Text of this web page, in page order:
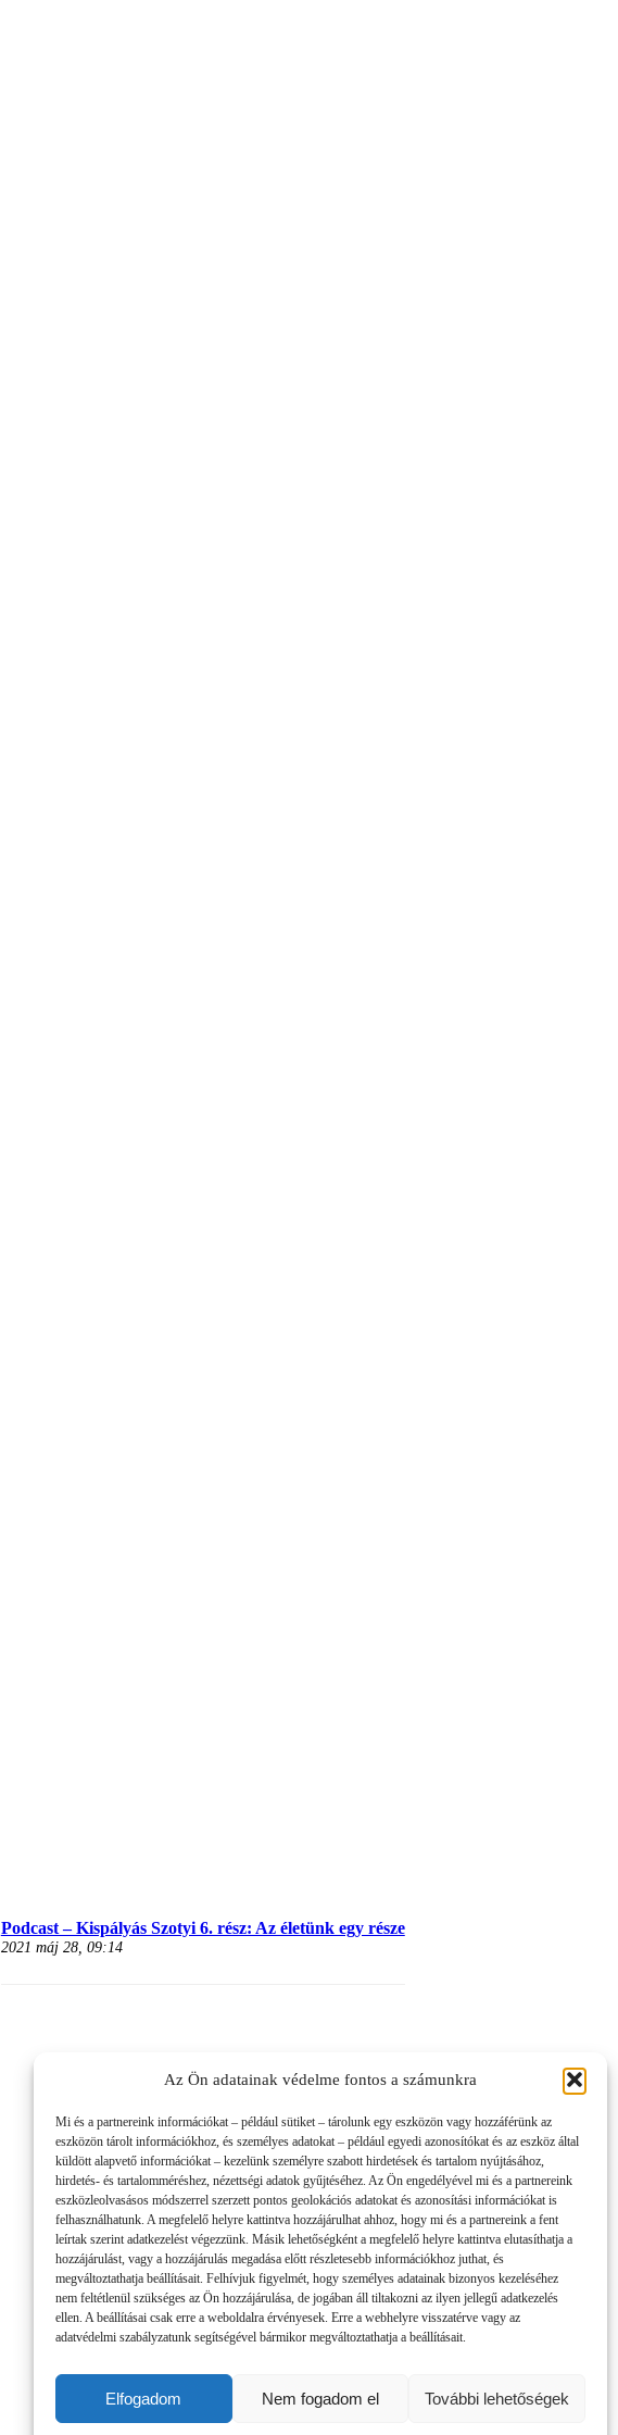
Az Ön adatainak védelme fontos a számunkra
Mi és a partnereink információkat – például sütiket – tárolunk egy eszközön vagy hozzáférünk az
eszközön tárolt információkhoz, és személyes adatokat – például egyedi azonosítókat és az eszköz által
küldött alapvető információkat – kezelünk személyre szabott hirdetések és tartalom nyújtásához,
hirdetés- és tartalomméréshez, nézettségi adatok gyűjtéséhez. Az Ön engedélyével mi és a partnereink
eszközleolvasásos módszerrel szerzett pontos geolokációs adatokat és azonosítási információkat is
felhasználhatunk. A megfelelő helyre kattintva hozzájárulhat ahhoz, hogy mi és a partnereink a fent
leírtak szerint adatkezelést végezzünk. Másik lehetőségként a megfelelő helyre kattintva elutasíthatja a
hozzájárulást, vagy a hozzájárulás megadása előtt részletesebb információkhoz juthat, és
megváltoztathatja beállításait. Felhívjuk figyelmét, hogy személyes adatainak bizonyos kezeléséhez
nem feltétlenül szükséges az Ön hozzájárulása, de jogában áll tiltakozni az ilyen jellegű adatkezelés
ellen. A beállításai csak erre a weboldalra érvényesek. Erre a webhelyre visszatérve vagy az
adatvédelmi szabályzatunk segítségével bármikor megváltoztathatja a beállításait.
Elfogadom Nem fogadom el További lehetőségek
Podcast – Kispályás Szotyi 6. rész: Az életünk egy része
2021 máj 28, 09:14